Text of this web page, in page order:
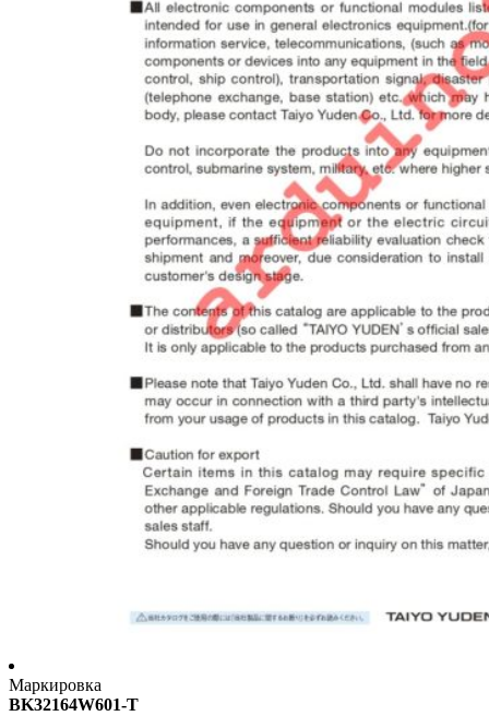
Маркировка
BK32164W601-T